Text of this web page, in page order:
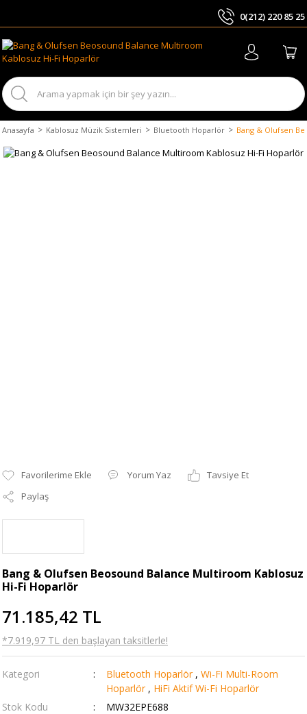
0(212) 220 85 25
Anasayfa Kablosuz Müzik Sistemleri Bluetooth Hoparlör Bang & Olufsen
Yorum Yaz
Tavsiye Et
Paylaş
Bang & Olufsen Beosound Balance Multiroom Kablosuz
Hi-Fi Hoparlör
71.185,42 TL
*7.919,97 TL den başlayan taksitlerle!
Kategori Bluetooth Hoparlör , Wi-Fi Multi-Room
Hoparlör , HiFi Aktif Wi-Fi Hoparlör
Stok Kodu
MW32EPE688